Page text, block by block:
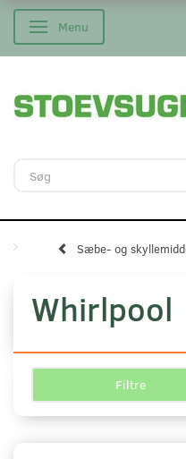
Skifte navigation
Menu
Sæbe- og
Whirlpool
Filtre